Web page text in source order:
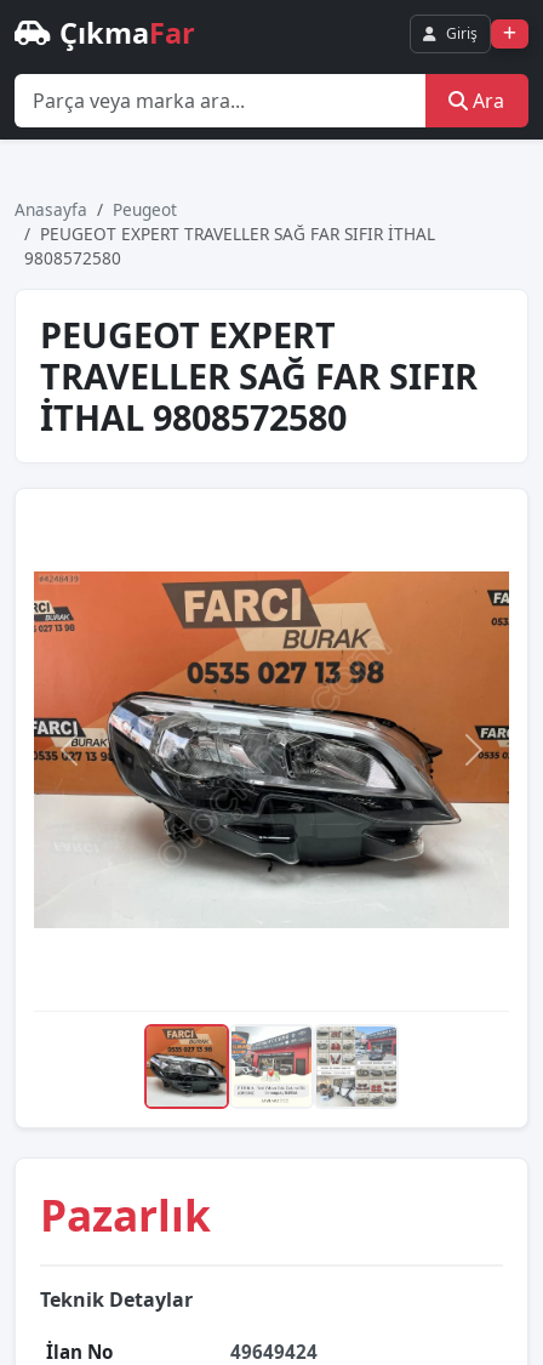
ÇıkmaFar Giriş
Ara
Anasayfa
Peugeot
PEUGEOT EXPERT TRAVELLER SAĞ FAR SIFIR İTHAL
9808572580
PEUGEOT EXPERT
TRAVELLER SAĞ FAR SIFIR
İTHAL 9808572580
Pazarlık
Teknik Detaylar
İlan No 49649424